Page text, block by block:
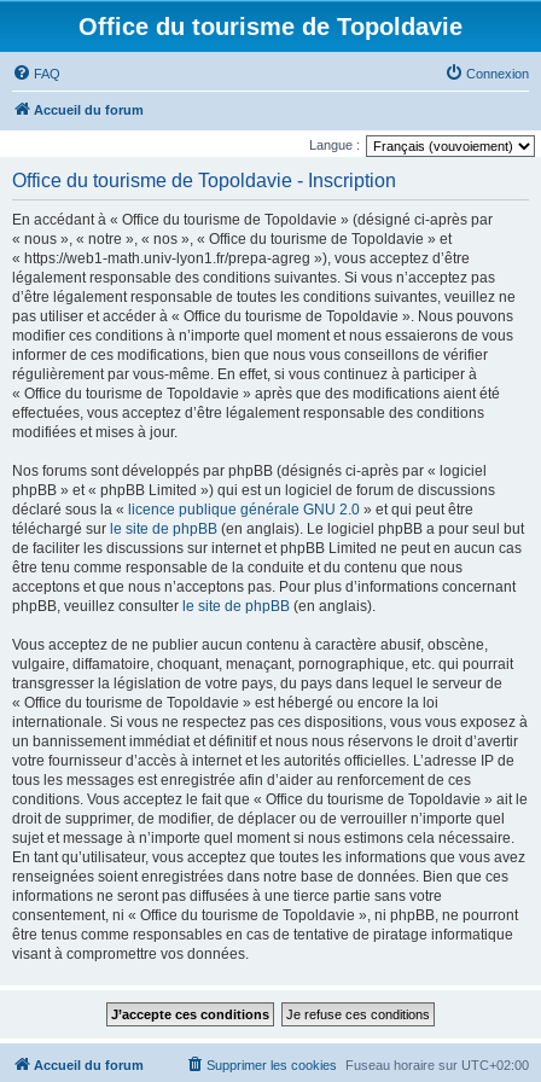
Office du tourisme de Topoldavie
FAQ Connexion
Accueil du forum
Langue :
Office du tourisme de Topoldavie - Inscription
En accédant à « Office du tourisme de Topoldavie » (désigné ci-après par
« nous », « notre », « nos », « Office du tourisme de Topoldavie » et
« https://web1-math.univ-lyon1.fr/prepa-agreg »), vous acceptez d’être
légalement responsable des conditions suivantes. Si vous n’acceptez pas
d’être légalement responsable de toutes les conditions suivantes, veuillez ne
pas utiliser et accéder à « Office du tourisme de Topoldavie ». Nous pouvons
modifier ces conditions à n’importe quel moment et nous essaierons de vous
informer de ces modifications, bien que nous vous conseillons de vérifier
régulièrement par vous-même. En effet, si vous continuez à participer à
« Office du tourisme de Topoldavie » après que des modifications aient été
effectuées, vous acceptez d’être légalement responsable des conditions
modifiées et mises à jour.
Nos forums sont développés par phpBB (désignés ci-après par « logiciel
phpBB » et « phpBB Limited ») qui est un logiciel de forum de discussions
déclaré sous la « licence publique générale GNU 2.0 » et qui peut être
téléchargé sur le site de phpBB (en anglais). Le logiciel phpBB a pour seul but
de faciliter les discussions sur internet et phpBB Limited ne peut en aucun cas
être tenu comme responsable de la conduite et du contenu que nous
acceptons et que nous n’acceptons pas. Pour plus d’informations concernant
phpBB, veuillez consulter le site de phpBB (en anglais).
Vous acceptez de ne publier aucun contenu à caractère abusif, obscène,
vulgaire, diffamatoire, choquant, menaçant, pornographique, etc. qui pourrait
transgresser la législation de votre pays, du pays dans lequel le serveur de
« Office du tourisme de Topoldavie » est hébergé ou encore la loi
internationale. Si vous ne respectez pas ces dispositions, vous vous exposez à
un bannissement immédiat et définitif et nous nous réservons le droit d’avertir
votre fournisseur d’accès à internet et les autorités officielles. L’adresse IP de
tous les messages est enregistrée afin d’aider au renforcement de ces
conditions. Vous acceptez le fait que « Office du tourisme de Topoldavie » ait le
droit de supprimer, de modifier, de déplacer ou de verrouiller n’importe quel
sujet et message à n’importe quel moment si nous estimons cela nécessaire.
En tant qu’utilisateur, vous acceptez que toutes les informations que vous avez
renseignées soient enregistrées dans notre base de données. Bien que ces
informations ne seront pas diffusées à une tierce partie sans votre
consentement, ni « Office du tourisme de Topoldavie », ni phpBB, ne pourront
être tenus comme responsables en cas de tentative de piratage informatique
visant à compromettre vos données.
Accueil du forum Fuseau horaire sur UTC+02:00
Supprimer les cookies